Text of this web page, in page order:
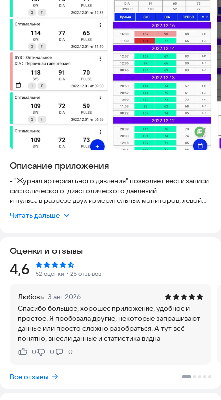
Описание приложения
- "Журнал артериального давления" позволяет вести записи
систолического, диастолического давлений
и пульса в разрезе двух измерительных мониторов, левой
- Выводить графики средне-дневных показателей за 7 и 30
можно задать свои.
- Выводить Статистику в разрезе Дат/Мониторов/Рук.
Делиться ею в формате PDF.
-- Можно экспортировать журнал для архива и
Читать дальше
Оценки и отзывы
Рейтинг:
4,6 52 оценки ・25 отзывов
Любовь 3 авг 2026
Спасибо большое, хорошее приложение, удобное и
простое. Я пробовала другие, некоторые запрашивают
данные или просто сложно разобраться. А тут всё
понятно, внесли данные и статистика видна
Нравится:
0Не нравится:
0 0
Все отзывы